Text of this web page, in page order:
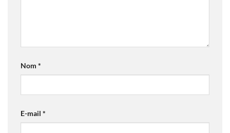
Nom *
E-mail *